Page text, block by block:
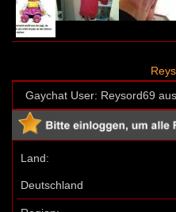
Gaychat User: Reysord69
Land:
Deutschland